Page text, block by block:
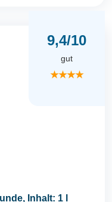
9,4/10
gut
★★★★
Inhalt: 1 l